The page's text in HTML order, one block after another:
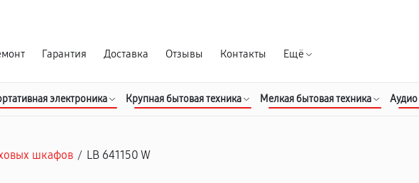
Гарантия Доставка Отзывы Контакты Ещё
электроника Крупная бытовая техника Мелкая бытовая техника Аудио
шкафов / LB 641150 W